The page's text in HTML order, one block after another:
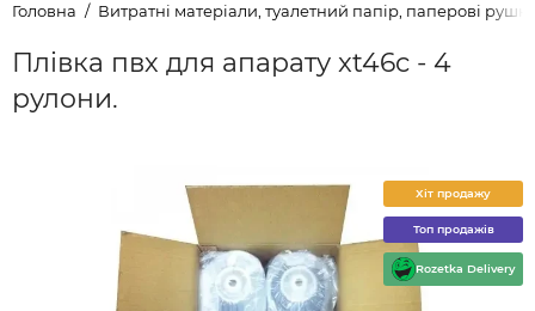
Головна Витратні матеріали, туалетний папір, паперові
Плівка пвх для апарату xt46c - 4
рулони.
Хіт продажу
Топ продажів
Rozetka Delivery